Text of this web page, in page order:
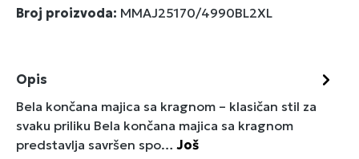
Broj proizvoda: MMAJ25170/4990BL2XL
Opis
Bela končana majica sa kragnom – klasičan stil za
svaku priliku Bela končana majica sa kragnom
predstavlja savršen spo…Još